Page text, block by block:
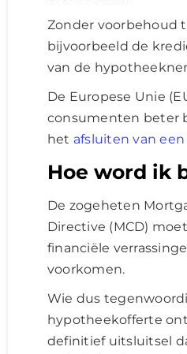
Zonder voorbehoud
bijvoorbeeld de
van de
De Europese Unie
consumenten beter
het afsluiten van
Hoe word ik
De zogeheten
Directive (MCD)
financiële
voorkomen.
Wie dus
hypotheekofferte
definitief uitsluitsel